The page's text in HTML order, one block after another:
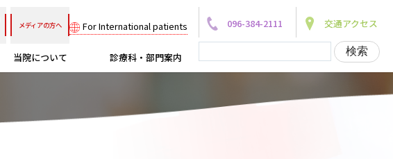
メディアの方へ For International patients
当院について 診療科・部門案内
096-384-2111 交通アクセス